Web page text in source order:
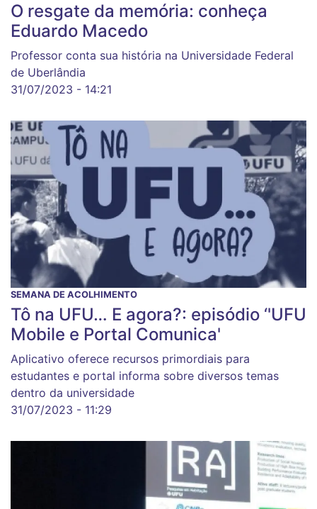
O resgate da memória: conheça
Eduardo Macedo
Professor conta sua história na Universidade Federal
de Uberlândia
31/07/2023 - 14:21
SEMANA DE ACOLHIMENTO
Tô na UFU… E agora?: episódio ‘'UFU
Mobile e Portal Comunica'
Aplicativo oferece recursos primordiais para
estudantes e portal informa sobre diversos temas
dentro da universidade
31/07/2023 - 11:29